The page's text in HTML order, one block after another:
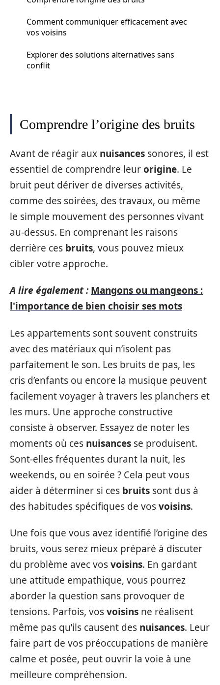
Comment communiquer efficacement avec
vos voisins
Explorer des solutions alternatives sans
conflit
Comprendre l’origine des bruits
Avant de réagir aux nuisances sonores, il est
essentiel de comprendre leurorigine. Le
bruit peut dériver de diverses activités,
comme des soirées, des travaux, ou même
le simple mouvement des personnes vivant
au-dessus. En comprenant les raisons
derrière ces bruits, vous pouvez mieux
cibler votre approche.
A lire également : Mangons ou mangeons :
l'importance de bien choisir ses mots
Les appartements sont souvent construits
avec des matériaux qui n’isolent pas
parfaitement le son. Les bruits de pas, les
cris d’enfants ou encore la musique peuvent
facilement voyager à travers les planchers et
les murs. Une approche constructive
consiste à observer. Essayez de noter les
moments où ces nuisances se produisent.
Sont-elles fréquentes durant la nuit, les
weekends, ou en soirée ? Cela peut vous
aider à déterminer si ces bruits sont dus à
des habitudes spécifiques de vosvoisins.
Une fois que vous avez identifié l’origine des
bruits, vous serez mieux préparé à discuter
du problème avec vosvoisins. En gardant
une attitude empathique, vous pourrez
aborder la question sans provoquer de
tensions. Parfois, vosvoisins ne réalisent
même pas qu’ils causent des nuisances. Leur
faire part de vos préoccupations de manière
calme et posée, peut ouvrir la voie à une
meilleure compréhension.